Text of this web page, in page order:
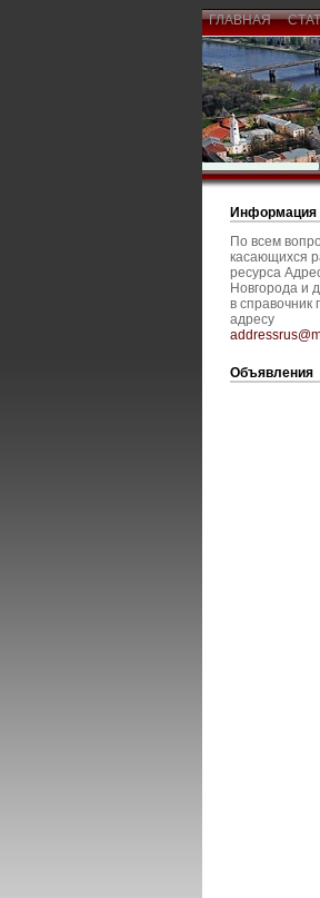
ГЛАВНАЯ
Информация
По всем
касающихся
ресурса
Новгорода и
в справочник
адресу
Объявления